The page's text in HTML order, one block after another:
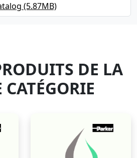
(5.87MB)
DE LA